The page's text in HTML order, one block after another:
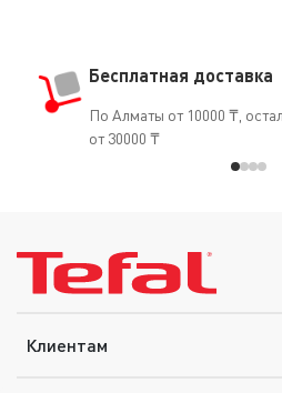
Бесплатная доставка
По Алматы от 10000 ₸,
от 30000 ₸
Клиентам